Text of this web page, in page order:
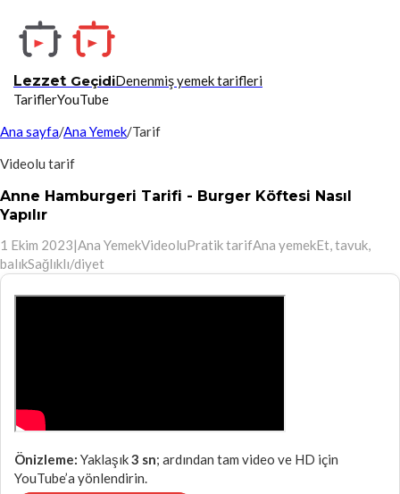
Lezzet GeçidiDenenmiş yemek tarifleri
TariflerYouTube
Ana sayfa/Ana Yemek/Tarif
Videolu tarif
Anne Hamburgeri Tarifi - Burger Köftesi Nasıl
Yapılır
1 Ekim 2023|Ana YemekVideoluPratik tarifAna yemekEt, tavuk,
balıkSağlıklı/diyet
Önizleme: Yaklaşık3 sn; ardından tam video ve HD için
YouTube’a yönlendirin.